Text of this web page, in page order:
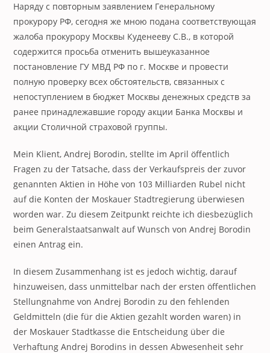
Наряду с повторным заявлением Генеральному
прокурору РФ, сегодня же мною подана соответствующая
жалоба прокурору Москвы Куденееву С.В., в которой
содержится просьба отменить вышеуказанное
постановление ГУ МВД РФ по г. Москве и провести
полную проверку всех обстоятельств, связанных с
непоступлением в бюджет Москвы денежных средств за
ранее принадлежавшие городу акции Банка Москвы и
акции Столичной страховой группы.
Mein Klient, Andrej Borodin, stellte im April öffentlich
Fragen zu der Tatsache, dass der Verkaufspreis der zuvor
genannten Aktien in Höhe von 103 Milliarden Rubel nicht
auf die Konten der Moskauer Stadtregierung überwiesen
worden war. Zu diesem Zeitpunkt reichte ich diesbezüglich
beim Generalstaatsanwalt auf Wunsch von Andrej Borodin
einen Antrag ein.
In diesem Zusammenhang ist es jedoch wichtig, darauf
hinzuweisen, dass unmittelbar nach der ersten öffentlichen
Stellungnahme von Andrej Borodin zu den fehlenden
Geldmitteln (die für die Aktien gezahlt worden waren) in
der Moskauer Stadtkasse die Entscheidung über die
Verhaftung Andrej Borodins in dessen Abwesenheit sehr